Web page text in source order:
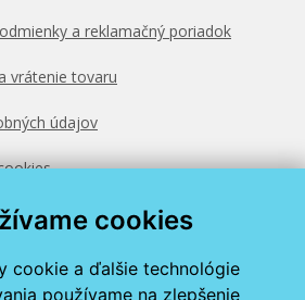
cookies
cookie a ďalšie technológie
používame na zlepšenie
a reklamačný poriadok
vrátenie tovaru
údajov
zadarmo